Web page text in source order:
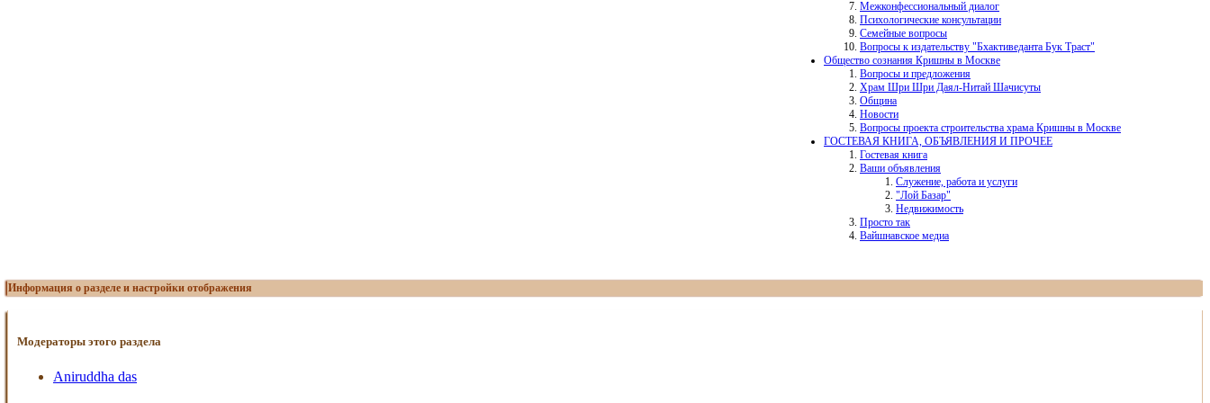
Межконфессиональный диалог
Психологические консультации
Семейные вопросы
Вопросы к издательству "Бхактиведанта Бук Траст"
Общество сознания Кришны в Москве
Вопросы и предложения
Храм Шри Шри Даял-Нитай Шачисуты
Община
Новости
Вопросы проекта строительства храма Кришны в Москве
ГОСТЕВАЯ КНИГА, ОБЪЯВЛЕНИЯ И ПРОЧЕЕ
Гостевая книга
Ваши объявления
Служение, работа и услуги
"Лой Базар"
Недвижимость
Просто так
Вайшнавское медиа
Информация о разделе и настройки отображения
Модераторы этого раздела
Aniruddha das